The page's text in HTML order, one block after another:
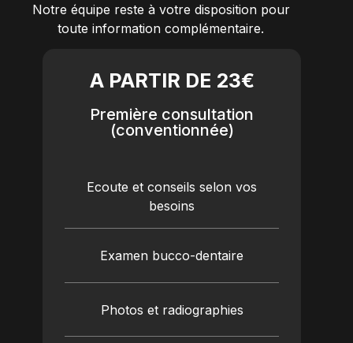
Notre équipe reste à votre disposition pour
toute information complémentaire.
A PARTIR DE 23€
Première consultation
(conventionnée)
Ecoute et conseils selon vos
besoins
Examen bucco-dentaire
Photos et radiographies